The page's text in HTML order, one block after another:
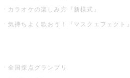
カラオケの楽しみ方『新様式』
気持ちよく歌おう！『マスクエフェクト』
全国採点グランプリ